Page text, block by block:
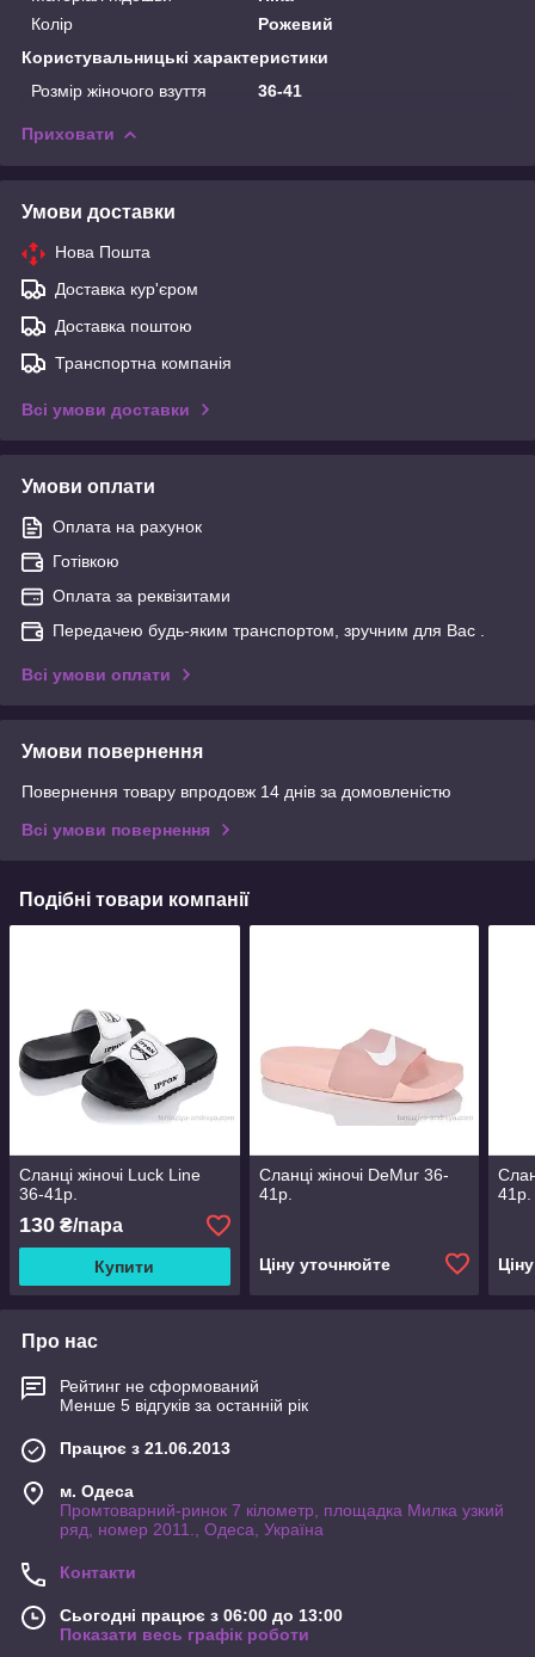
Колір
Рожевий
Користувальницькі характеристики
Розмір жіночого взуття
36-41
Приховати
Умови доставки
Нова Пошта
Доставка кур'єром
Доставка поштою
Транспортна компанія
Всі умови доставки
Умови оплати
Оплата на рахунок
Готівкою
Оплата за реквізитами
Передачею будь-яким транспортом, зручним для Вас .
Всі умови оплати
Умови повернення
Повернення товару впродовж 14 днів за домовленістю
Всі умови повернення
Подібні товари компанії
Сланці жіночі Luck Line
36-41р.
130 ₴/пара
Купити
Сланці жіночі DeMur 36-
41р.
Ціну уточнюйте
41р.
Про нас
Рейтинг не сформований
Менше 5 відгуків за останній рік
Працює з 21.06.2013
м. Одеса
Промтоварний-ринок 7 кілометр, площадка Милка узкий
ряд, номер 2011., Одеса, Україна
Контакти
Сьогодні працює з 06:00 до 13:00
Показати весь графік роботи